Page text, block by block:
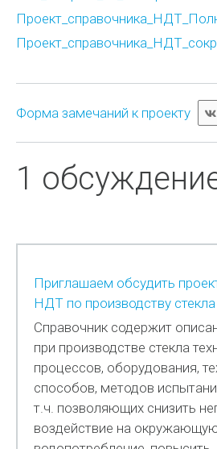
Форма замечаний к проекту
1
Приглашаем обсудить
НДТ по производству стекла
Справочник содержит
при производстве стекла
процессов, оборудования,
способов, методов
т.ч. позволяющих снизить
воздействие на